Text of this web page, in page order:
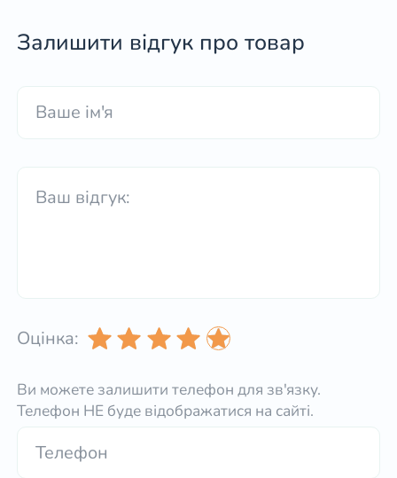
Залишити відгук про товар
Оцінка:
Ви можете залишити телефон для зв'язку.
Телефон НЕ буде відображатися на сайті.